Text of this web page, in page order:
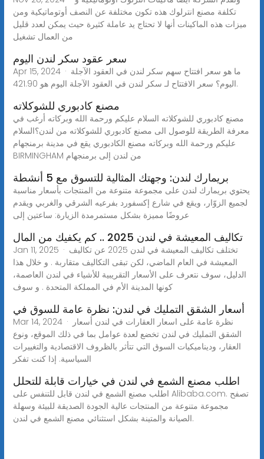
تكلفة مصنع انترلوك هذه تكون مختلفة عن النصف أوتوماتيكية ومن
ميزات هذه الماكينات أنها لا تحتاج يد عاملة كثيرة حيث يمكن لعدد قليل
من العمال تشغيل
سعر عقود سكر لندن اليوم
Apr 15, 2024 · ما هو سعر افتتاح سهم سكر لندن في العقود الآجلة
اليوم؟ سعر الافتتاح لـ سكر لندن في العقود الآجلة اليوم هو 421.90.
مصنع كادبوري للشوكلاته
مصنع كادبوري للشوكلاته السلام عليكم ورحمة الله وبركاته أرغب في
معرفة الطريقة للوصول الى مصنع كادبوري للشوكلاته من لندن؟السلام
عليكم ورحمة الله وبركاته مصنع الكادبوري يقع في مدينة برمنجهام
BIRMINGHAM من لندن إلى برمنجهام
بريمارك لندن: وجهتك المثالية للتسوق مع 5 أنشطة
يحتوي بريمارك لندن على مجموعة متنوعة من المنتجات بأسعار مناسبة
لجميع الزوّار، ويقع في شارع إكسفورد بفرعيه الشرقي والغربي ويقدم
عروضًا مميزة بشكل مستمرمدة الزيارة: ساعتين إلى
تكاليف المعيشة في لندن 2025 .. كم يكفيك من المال
Jan 11, 2025 · تختلف تكاليف المعيشة في لندن 2025 عن تكاليف
المعيشة في العام الماضي، لكن تبقى التكاليف متقاربة . و خلال هذا
الدليل، سوف نتعرف على الأسعار التقريبية للأشياء في لندن العاصمة،
كونها المدينة الأم في المملكة المتحدة . و سوف
أسعار الشقق التمليك في لندن: نظرة عامة للسوق في
Mar 14, 2024 · نظرة عامة على اسعار العقارات في لندن أسعار
الشقق التمليك في لندن تخضع لعدة عوامل بما في ذلك الموقع، ونوع
العقار، وديناميكيات السوق التي تتأثر بالظروف الاقتصادية والتغييرات
السياسية. إذا كنت تفكر
اطلب مصنع الشمع في لندن في خيارات قابلة للتحلل
اطلب مصنع الشمع في لندن قابل للتنفس على Alibaba.com. تصفح
مجموعة متنوعة من المنتجات عالية الجودة الصديقة للبيئة وسهلة
الصيانة والمتينة بشكل استثنائي مصنع الشمع في لندن.